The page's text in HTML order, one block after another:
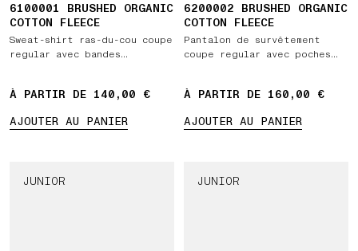
6100001 BRUSHED ORGANIC
COTTON FLEECE
Sweat-shirt ras-du-cou coupe
regular avec bandes
À PARTIR DE 140,00 €
AJOUTER AU PANIER
6200002 BRUSHED ORGANIC
COTTON FLEECE
Pantalon de survêtement
coupe regular avec poches
À PARTIR DE 160,00 €
AJOUTER AU PANIER
JUNIOR JUNIOR